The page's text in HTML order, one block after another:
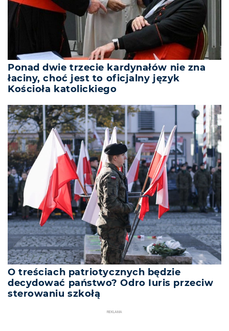
Ponad dwie trzecie kardynałów nie zna
łaciny, choć jest to oficjalny język
Kościoła katolickiego
O treściach patriotycznych będzie
decydować państwo? Odro Iuris przeciw
sterowaniu szkołą
REKLAMA